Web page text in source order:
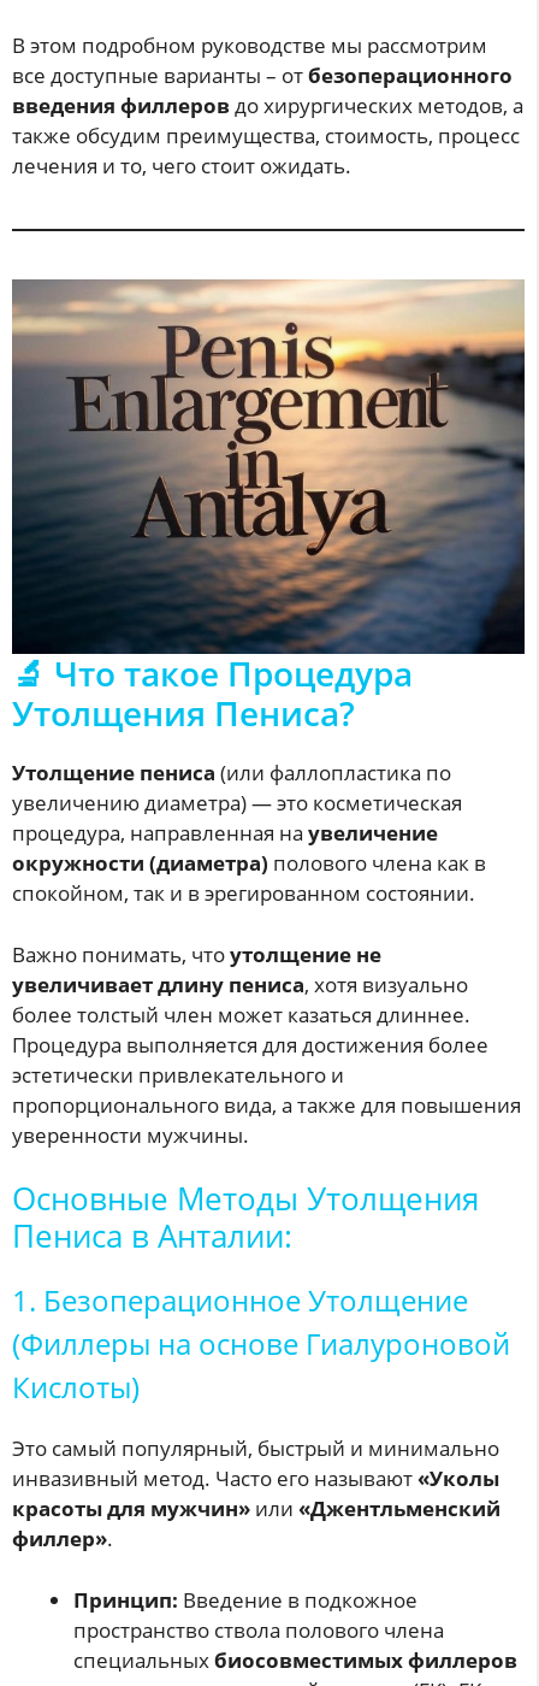
В этом подробном руководстве мы рассмотрим
все доступные варианты – отбезоперационного
введения филлеровдо хирургических методов, а
также обсудим преимущества, стоимость, процесс
лечения и то, чего стоит ожидать.
🔬 Что такое Процедура
Утолщения Пениса?
Утолщение пениса (или фаллопластика по
увеличению диаметра) — это косметическая
процедура, направленная на увеличение
окружности (диаметра) полового члена как в
спокойном, так и в эрегированном состоянии.
Важно понимать, чтоутолщение не
увеличивает длину пениса, хотя визуально
более толстый член может казаться длиннее.
Процедура выполняется для достижения более
эстетически привлекательного и
пропорционального вида, а также для повышения
уверенности мужчины.
Основные Методы Утолщения
Пениса в Анталии:
1. Безоперационное Утолщение
(Филлеры на основе Гиалуроновой
Кислоты)
Это самый популярный, быстрый и минимально
инвазивный метод. Часто его называют «Уколы
красоты для мужчин» или «Джентльменский
филлер».
Принцип: Введение в подкожное
пространство ствола полового члена
специальныхбиосовместимых филлеров